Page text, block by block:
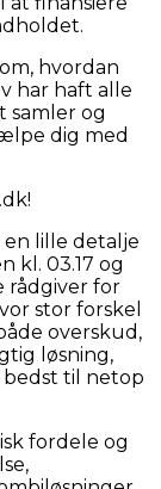
hvordan
har haft alle
samler og
dig med
lille detalje
kl. 03.17 og
rådgiver for
stor forskel
overskud,
løsning,
bedst til netop
fordele og